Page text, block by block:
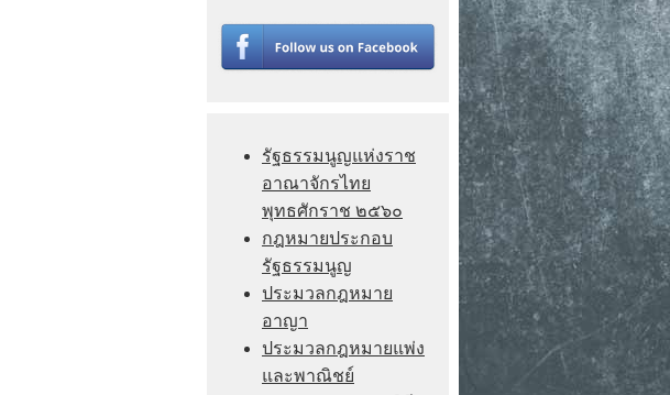
รัฐธรรมนูญแห่งราช
อาณาจักรไทย
พุทธศักราช ๒๕๖๐
กฎหมายประกอบ
รัฐธรรมนูญ
ประมวลกฎหมาย
อาญา
ประมวลกฎหมายแพ่ง
และพาณิชย์